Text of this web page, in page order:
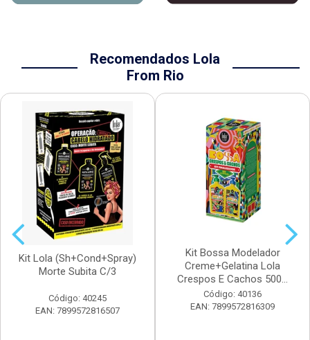
Recomendados Lola
From Rio
Kit Lola (Sh+Cond+Spray)
Morte Subita C/3
Código: 40245
EAN: 7899572816507
Kit Bossa Modelador
Creme+Gelatina Lola
Crespos E Cachos 500...
Código: 40136
EAN: 7899572816309